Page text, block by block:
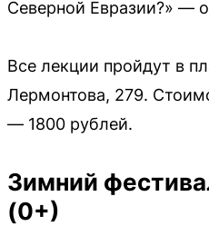
Северной Евразии?» —
Все лекции пройдут в
Лермонтова, 279.
— 1800 рублей.
Зимний
(0+)